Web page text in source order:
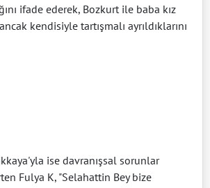
ifade ederek, Bozkurt ile baba kız
kendisiyle tartışmalı ayrıldıklarını
ise davranışsal sorunlar
Fulya K, "Selahattin Bey bize